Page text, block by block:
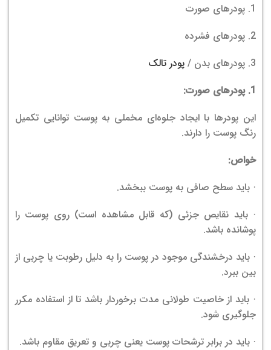
1. پودرهای صورت
2. پودرهای فشرده
3. پودرهای بدن /
پودر تالک
1. پودرهای صورت:
این پودرها با ایجاد جلوه‌ای مخملی به پوست توانایی تکمیل
رنگ پوست را دارند.
خواص:
· باید سطح صافی به پوست ببخشد.
· باید نقایص جزئی (که قابل مشاهده است) روی پوست را
پوشانده باشد.
· باید درخشندگی موجود در پوست را به دلیل رطوبت یا چربی از
بین ببرد.
· باید از خاصیت طولانی مدت برخوردار باشد تا از استفاده مکرر
جلوگیری شود.
· باید در برابر ترشحات پوست یعنی چربی و تعریق مقاوم باشد.